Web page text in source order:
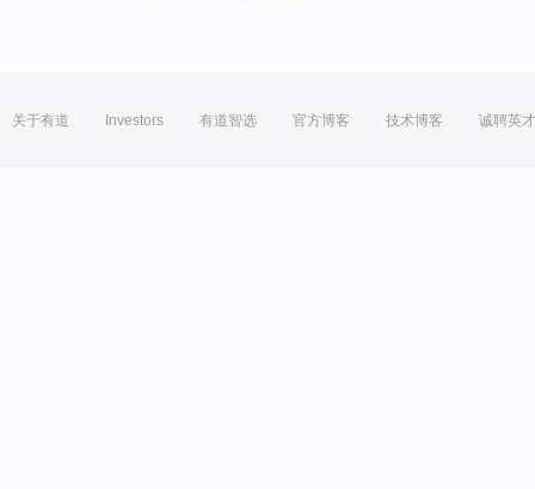
关于有道 Investors 有道智选 官方博客 技术博客 诚聘英才